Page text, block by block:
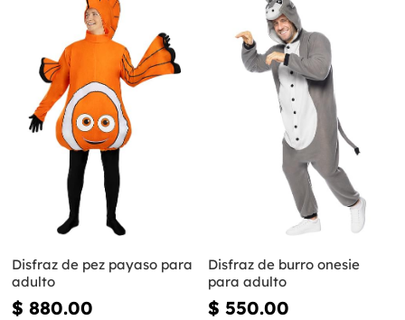
Disfraz de pez payaso para
adulto
$ 880.00
Disfraz de burro onesie
para adulto
$ 550.00